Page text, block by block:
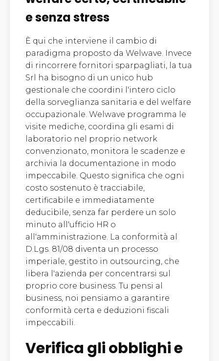
e senza stress
È qui che interviene il cambio di
paradigma proposto da Welwave. Invece
di rincorrere fornitori sparpagliati, la tua
Srl ha bisogno di un unico hub
gestionale che coordini l'intero ciclo
della sorveglianza sanitaria e del welfare
occupazionale. Welwave programma le
visite mediche, coordina gli esami di
laboratorio nel proprio network
convenzionato, monitora le scadenze e
archivia la documentazione in modo
impeccabile. Questo significa che ogni
costo sostenuto è tracciabile,
certificabile e immediatamente
deducibile, senza far perdere un solo
minuto all'ufficio HR o
all'amministrazione. La conformità al
D.Lgs. 81/08 diventa un processo
imperiale, gestito in outsourcing, che
libera l'azienda per concentrarsi sul
proprio core business. Tu pensi al
business, noi pensiamo a garantire
conformità certa e deduzioni fiscali
impeccabili.
Verifica gli obblighi e